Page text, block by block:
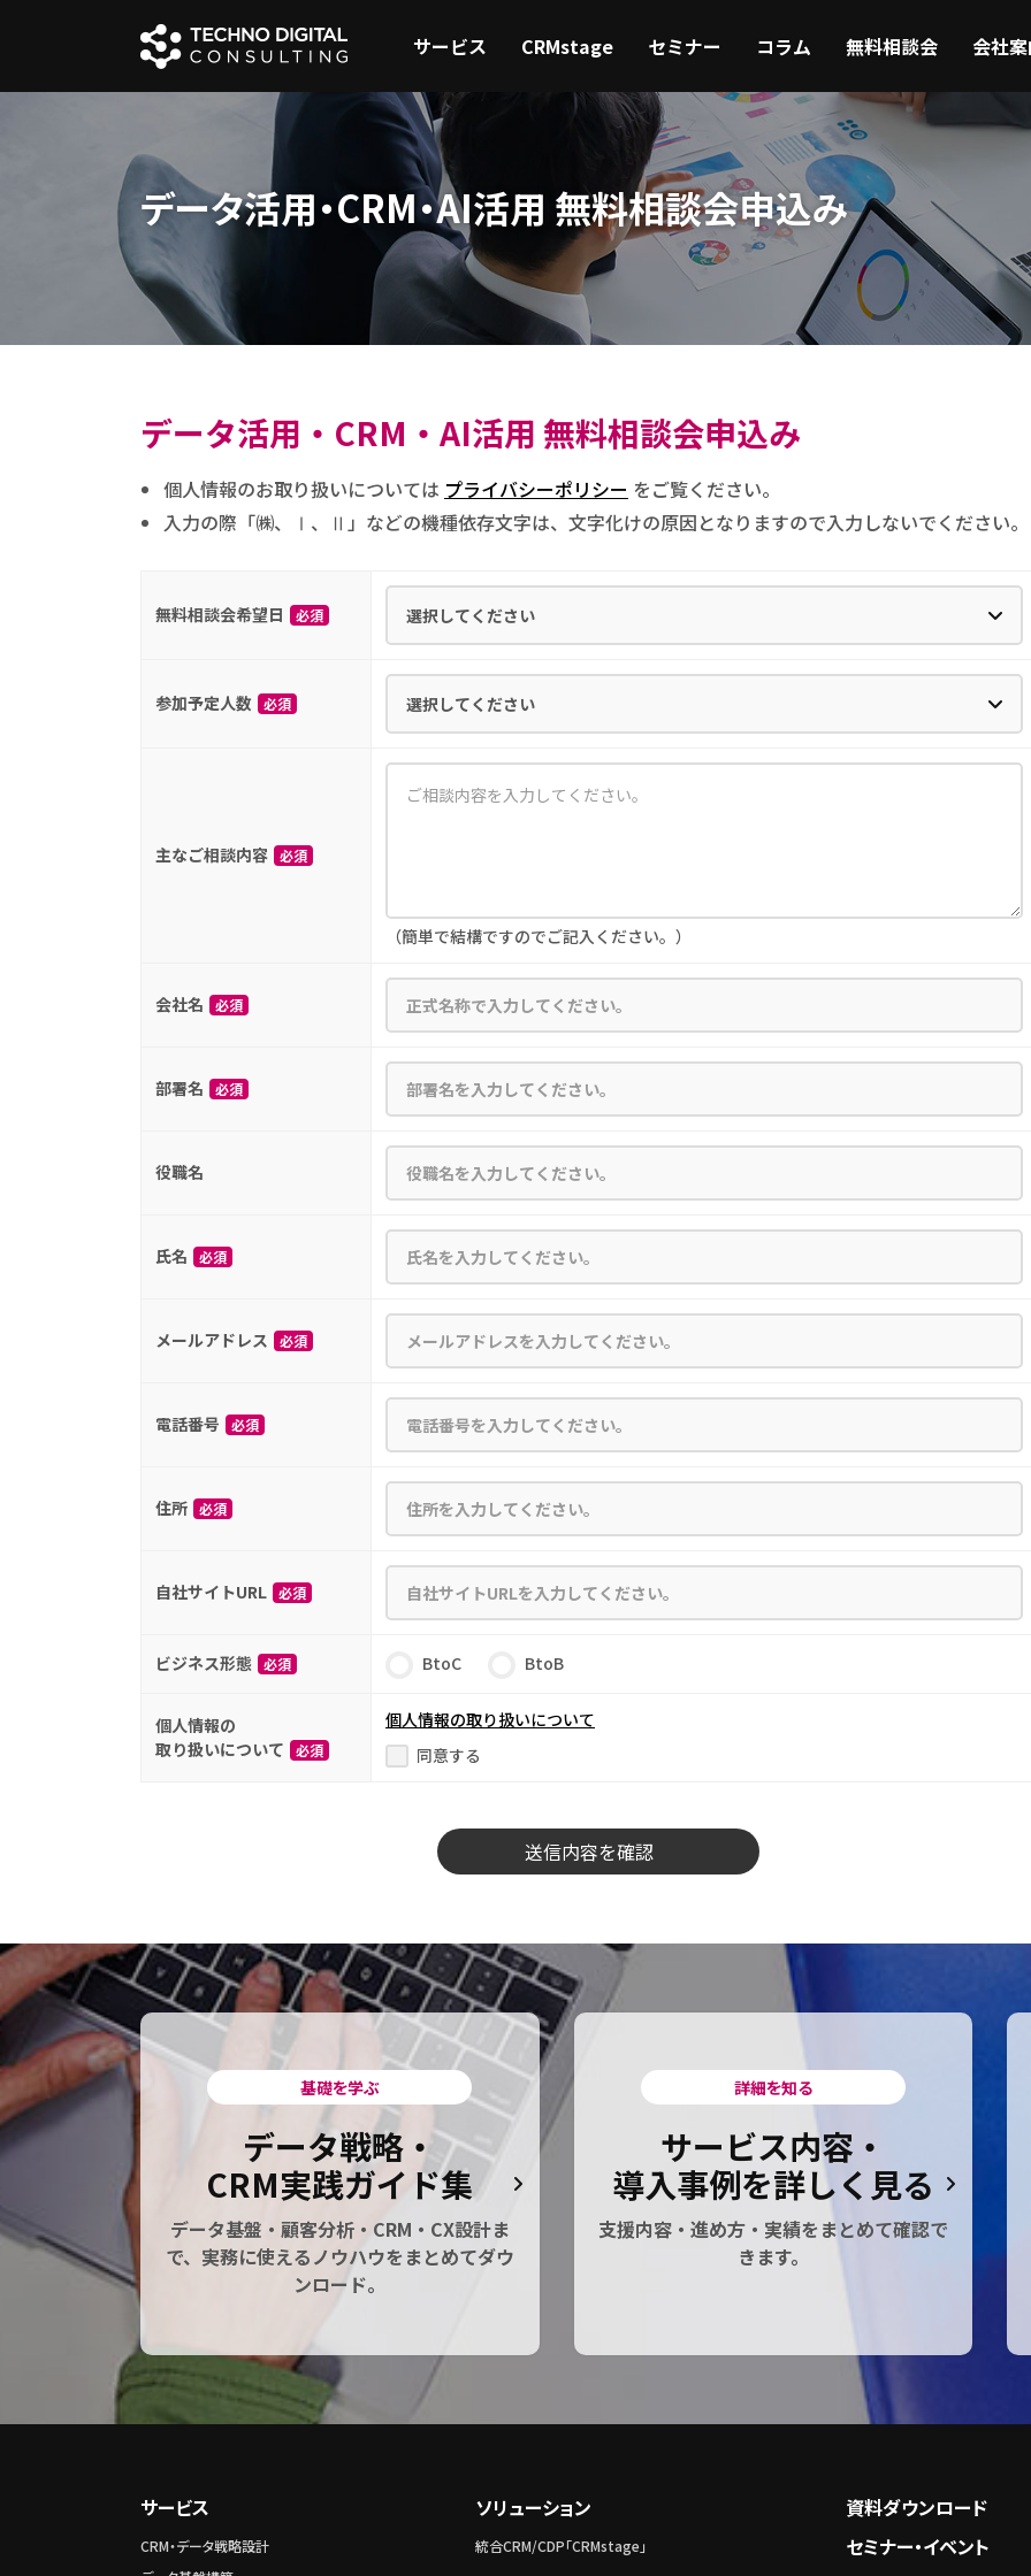
サービス CRMstage セミナー コラム 無料相談会 会社案
データ活用・CRM・AI活用 無料相談会申込み
データ活用・CRM・AI活用 無料相談会申込み
個人情報のお取り扱いについては プライバシーポリシー をご覧ください。
入力の際「㈱、Ⅰ、Ⅱ」などの機種依存文字は、文字化けの原因となりますので入力しないでください。
無料相談会希望日 必須
参加予定人数 必須
主なご相談内容 必須
（簡単で結構ですのでご記入ください。）
会社名 必須
部署名 必須
役職名
氏名 必須
メールアドレス 必須
電話番号 必須
住所 必須
自社サイトURL 必須
ビジネス形態 必須 BtoC BtoB
個人情報の
取り扱いについて
必須
個人情報の取り扱いについて
同意する
基礎を学ぶ
データ戦略・
CRM実践ガイド集
データ基盤・顧客分析・CRM・CX設計ま
で、実務に使えるノウハウをまとめてダウ
ンロード。
詳細を知る
サービス内容・
導入事例を詳しく見る
支援内容・進め方・実績をまとめて確認で
きます。
サービス
CRM・データ戦略設計
ソリューション
統合CRM/CDP「CRMstage」
資料ダウンロード
セミナー・イベント